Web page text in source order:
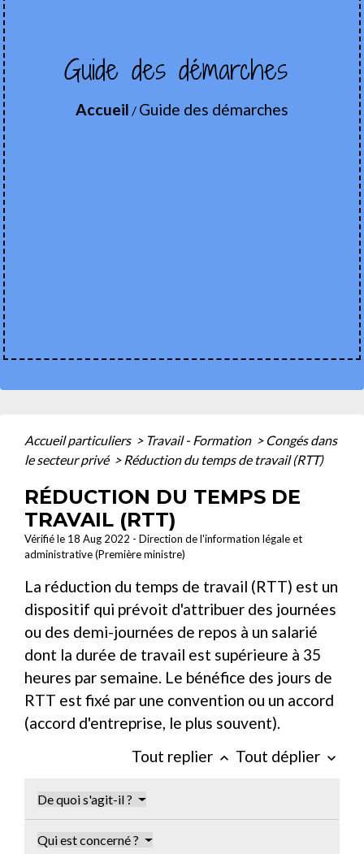
Guide des démarches
Accueil / Guide des démarches
Accueil particuliers > Travail - Formation > Congés dans
le secteur privé > Réduction du temps de travail (RTT)
RÉDUCTION DU TEMPS DE
TRAVAIL (RTT)
Vérifié le 18 Aug 2022 - Direction de l'information légale et
administrative (Première ministre)
La réduction du temps de travail (RTT) est un
dispositif qui prévoit d'attribuer des journées
ou des demi-journées de repos à un salarié
dont la durée de travail est supérieure à 35
heures par semaine. Le bénéfice des jours de
RTT est fixé par une convention ou un accord
(accord d'entreprise, le plus souvent).
Tout replier keyboard_arrow_up Tout déplier keyboard_arrow_down
De quoi s'agit-il ?
Qui est concerné ?